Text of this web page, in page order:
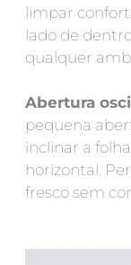
limpar
lado de
qualquer
Abertura
pequena
inclinar a
horizontal.
fresco sem